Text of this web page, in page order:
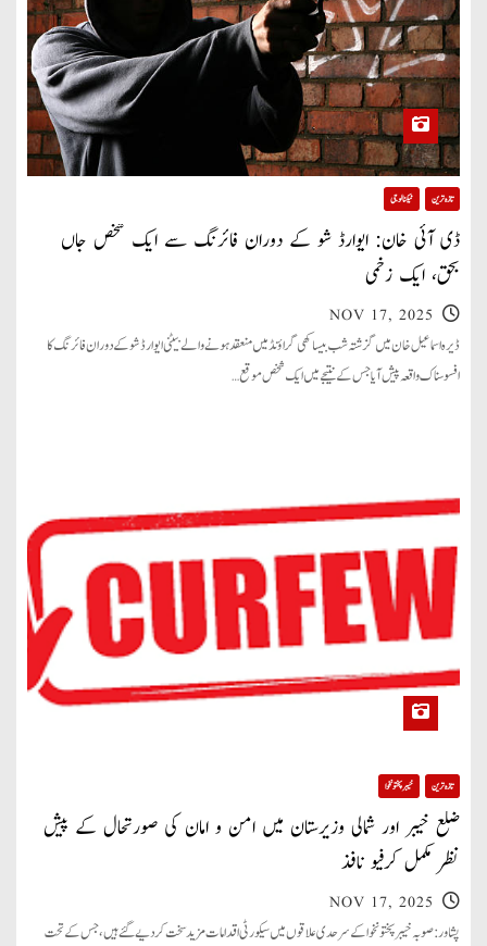
تازہ ترین ٹیکنالوجی
ڈی آئی خان: ایوارڈ شو کے دوران فائرنگ سے ایک شخص جاں
بحق، ایک زخمی
NOV 17, 2025
ڈیرہ اسماعیل خان میں گزشتہ شب بیساکھی گراؤنڈ میں منعقد ہونے والے بیٹنی ایوارڈ شو کے دوران فائرنگ کا
افسوسناک واقعہ پیش آیا جس کے نتیجے میں ایک شخص موقع…
تازہ ترین خیبر پختونخوا
ضلع خیبر اور شمالی وزیرستان میں امن و امان کی صورتحال کے پیش
نظر مکمل کرفیو نافذ
NOV 17, 2025
پشاور: صوبہ خیبر پختونخوا کے سرحدی علاقوں میں سیکورٹی اقدامات مزید سخت کر دیے گئے ہیں، جس کے تحت